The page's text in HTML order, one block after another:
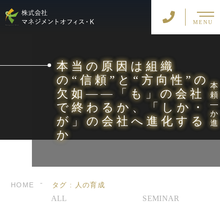
MENU
本当の原因は組織
の“信頼”と“方向性”の
欠如――「も」の会社
で終わるか、「しか・
が」の会社へ進化する
か
HOME タグ : 人の育成
ALL
SEMINAR